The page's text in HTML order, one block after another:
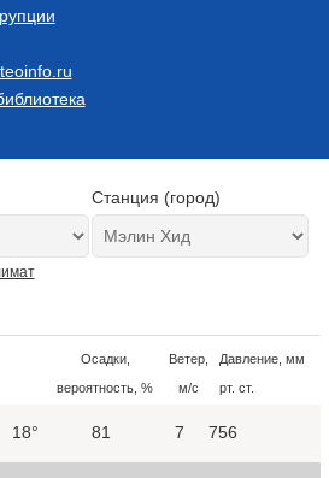
Станция (город)
Осадки,
вероятность, %
Ветер,
м/с
Давление, мм
рт. ст.
18° 81 7 756